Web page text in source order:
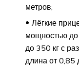
метров;
Лёгкие
мощностью до
до 350 кг с
длина от 0,85